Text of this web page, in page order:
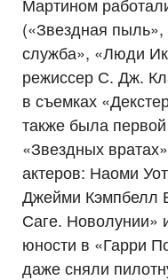
(«Звездная
служба», «Люди
режиссер С. Дж.
в съемках
также была
«Звездных
актеров: Наоми
Джейми Кэмпбелл
Саге. Новолунии»
юности в «Гарри
даже сняли